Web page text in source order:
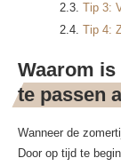
Tip 3:
Tip 4:
Waarom
te passen
Wanneer de
Door op tijd te